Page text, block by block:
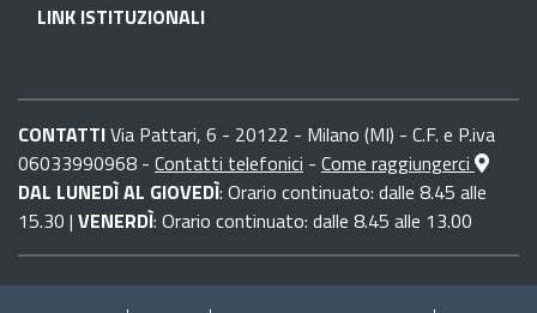
LINK ISTITUZIONALI
CONTATTIVia Pattari, 6 - 20122 - Milano (MI) - C.F. e P.iva
06033990968 - Contatti telefonici - Come raggiungerci
DAL LUNEDÌ AL GIOVEDÌ: Orario continuato: dalle 8.45 alle
15.30 | VENERDÌ: Orario continuato: dalle 8.45 alle 13.00